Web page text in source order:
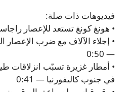
فيديوهات ذات صلة:
• هونغ كونغ تستعد للإعصار راجاسا
• إجلاء الآلاف مع ضرب الإعصار
— 0:50
• أمطار غزيرة تسبّب انزلاقات
في جنوب كاليفورنيا — 0:41